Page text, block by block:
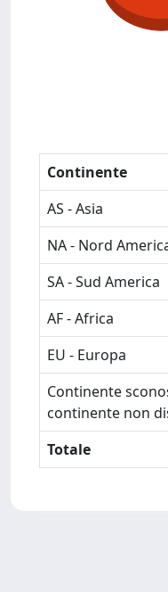
Continente
AS - Asia
NA - Nord
SA - Sud America
AF - Africa
EU - Europa
Continente
continente non
Totale